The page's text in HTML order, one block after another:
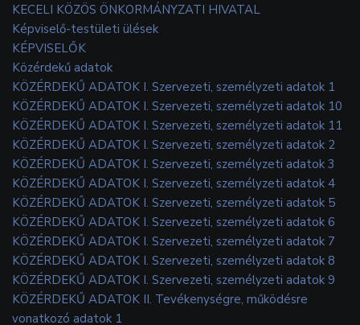
KECELI KÖZÖS ÖNKORMÁNYZATI HIVATAL
Képviselő-testületi ülések
KÉPVISELŐK
Közérdekű adatok
KÖZÉRDEKŰ ADATOK I. Szervezeti, személyzeti adatok 1
KÖZÉRDEKŰ ADATOK I. Szervezeti, személyzeti adatok 10
KÖZÉRDEKŰ ADATOK I. Szervezeti, személyzeti adatok 11
KÖZÉRDEKŰ ADATOK I. Szervezeti, személyzeti adatok 2
KÖZÉRDEKŰ ADATOK I. Szervezeti, személyzeti adatok 3
KÖZÉRDEKŰ ADATOK I. Szervezeti, személyzeti adatok 4
KÖZÉRDEKŰ ADATOK I. Szervezeti, személyzeti adatok 5
KÖZÉRDEKŰ ADATOK I. Szervezeti, személyzeti adatok 6
KÖZÉRDEKŰ ADATOK I. Szervezeti, személyzeti adatok 7
KÖZÉRDEKŰ ADATOK I. Szervezeti, személyzeti adatok 8
KÖZÉRDEKŰ ADATOK I. Szervezeti, személyzeti adatok 9
KÖZÉRDEKŰ ADATOK II. Tevékenységre, működésre
vonatkozó adatok 1